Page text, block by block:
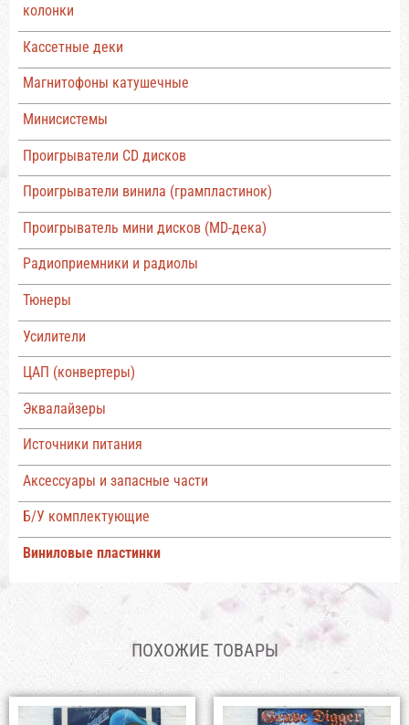
колонки
Кассетные деки
Магнитофоны катушечные
Минисистемы
Проигрыватели CD дисков
Проигрыватели винила (грампластинок)
Проигрыватель мини дисков (MD-дека)
Радиоприемники и радиолы
Тюнеры
Усилители
ЦАП (конвертеры)
Эквалайзеры
Источники питания
Аксессуары и запасные части
Б/У комплектующие
Виниловые пластинки
ПОХОЖИЕ ТОВАРЫ